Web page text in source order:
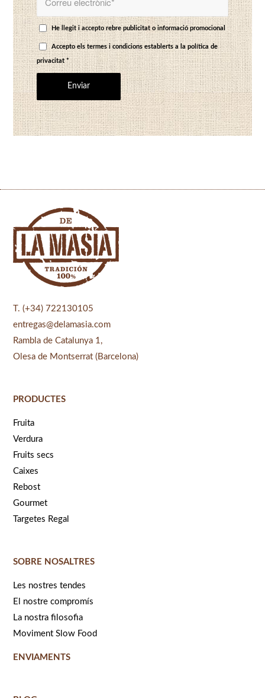
He llegit i accepto rebre publicitat o informació promocional
Accepto els termes i condicions establerts ala política de
privacitat *
T. (+34) 722130105
entregas@delamasia.com
Rambla de Catalunya 1,
Olesa de Montserrat (Barcelona)
PRODUCTES
Fruita
Verdura
Fruits secs
Caixes
Rebost
Gourmet
Targetes Regal
SOBRE NOSALTRES
Les nostres tendes
El nostre compromís
La nostra filosofia
Moviment Slow Food
ENVIAMENTS